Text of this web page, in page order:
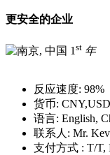
更安全的企业
1st 年
反应速度: 98%
货币: CNY,USD
语言: English,
联系人: Mr.
支付方式 : T/T,